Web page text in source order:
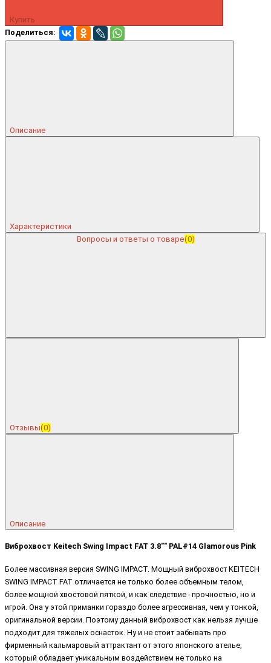
Купить
Поделиться:
Описание
Характеристики
Вопросы и ответы о товаре(0)
Отзывы(0)
Описание
Виброхвост Keitech Swing Impact FAT 3.8"" PAL#14 Glamorous Pink
Более массивная версия SWING IMPACT. Мощный виброхвост KEITECH
SWING IMPACT FAT отличается не только более объемным телом,
более мощной хвостовой пяткой, и как следствие - прочностью, но и
игрой. Она у этой приманки гораздо более агрессивная, чем у тонкой,
оригинальной версии. Поэтому данный виброхвост как нельзя лучше
подходит для тяжелых оснасток. Ну и не стоит забывать про
фирменный кальмаровый аттрактант от этого японского ателье,
который обладает уникальным воздействием не только на